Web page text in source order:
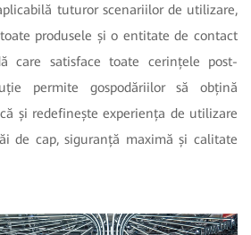
tuturor scenariilor de utilizare,
produsele și o entitate de contact
care satisface toate cerințele post-
permite gospodăriilor să obțină
și redefinește experiența de utilizare
de cap, siguranță maximă și calitate